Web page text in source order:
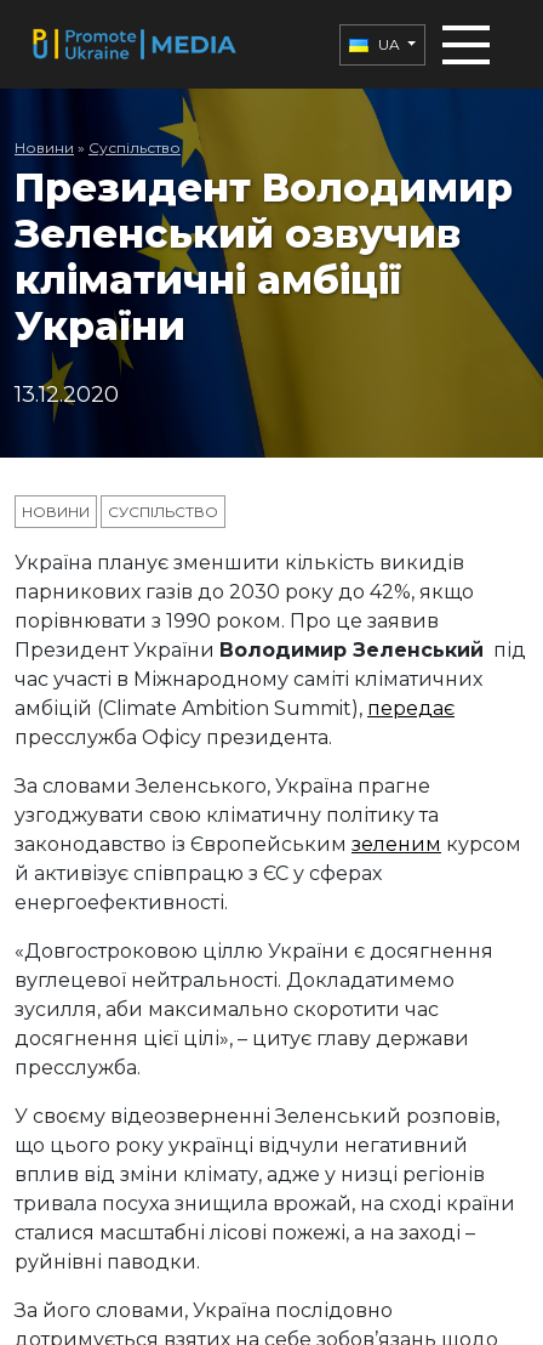
UA
Новини » Суспільство
Президент Володимир
Зеленський озвучив
кліматичні амбіції
України
13.12.2020
НОВИНИ СУСПІЛЬСТВО
Україна планує зменшити кількість викидів
парникових газів до 2030 року до 42%, якщо
порівнювати з 1990 роком. Про це заявив
Президент України Володимир Зеленський під
час участі в Міжнародному саміті кліматичних
амбіцій (Climate Ambition Summit), передає
пресслужба Офісу президента.
За словами Зеленського, Україна прагне
узгоджувати свою кліматичну політику та
законодавство із Європейським зеленим курсом
й активізує співпрацю з ЄС у сферах
енергоефективності.
«Довгостроковою ціллю України є досягнення
вуглецевої нейтральності. Докладатимемо
зусилля, аби максимально скоротити час
досягнення цієї цілі», – цитує главу держави
пресслужба.
У своєму відеозверненні Зеленський розповів,
що цього року українці відчули негативний
вплив від зміни клімату, адже у низці регіонів
тривала посуха знищила врожай, на сході країни
сталися масштабні лісові пожежі, а на заході –
руйнівні паводки.
За його словами, Україна послідовно
дотримується взятих на себе зобов’язань щодо